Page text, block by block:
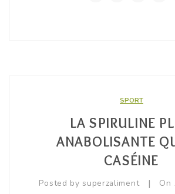
SPORT
LA SPIRULINE
ANABOLISANTE
CASÉINE
Posted by superzaliment | On